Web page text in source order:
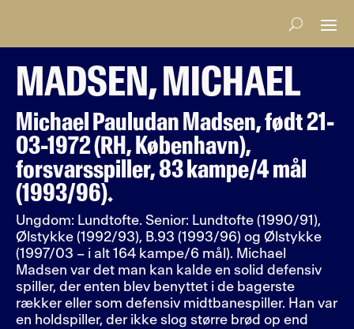
MADSEN, MICHAEL
Michael Pauludan Madsen, født 21-
03-1972 (RH, København),
forsvarsspiller, 83 kampe/4 mål
(1993/96).
Ungdom: Lundtofte. Senior: Lundtofte (1990/91),
Ølstykke (1992/93), B.93 (1993/96) og Ølstykke
(1997/03 – i alt 164 kampe/6 mål). Michael
Madsen var det man kan kalde en solid defensiv
spiller, der enten blev benyttet i de bagerste
rækker eller som defensiv midtbanespiller. Han var
en holdspiller, der ikke slog større brød op end